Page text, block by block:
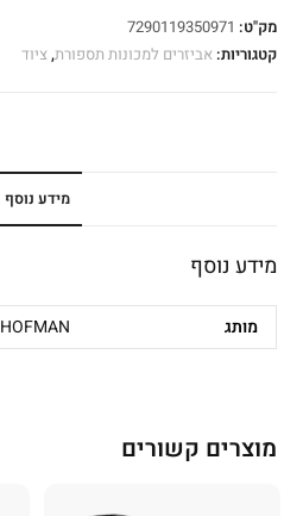
מק"ט: 7290119350971
קטגוריות:אביזרים למכונות תספורת,ציוד
מידע נוסף
מידע נוסף
מותג HOFMAN
מוצרים קשורים